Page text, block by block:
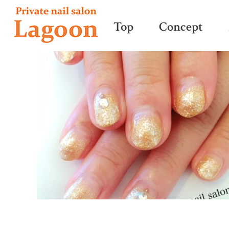
Top Concept